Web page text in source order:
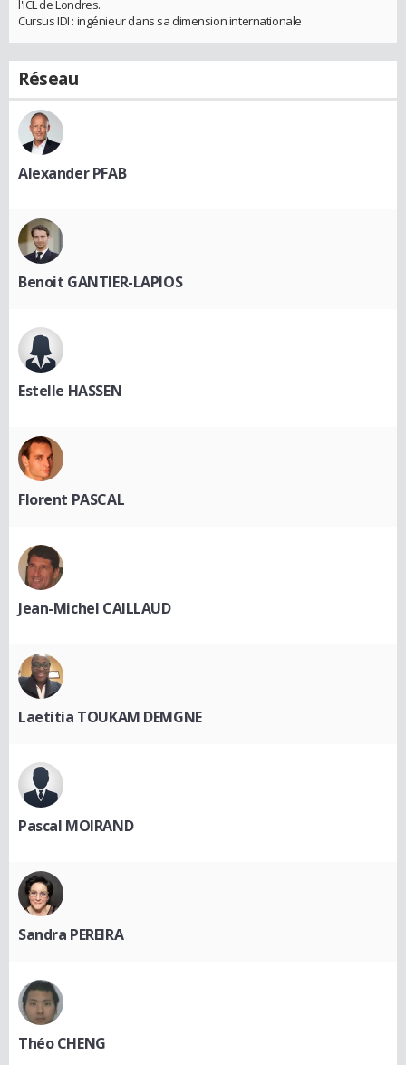
l'ICL de Londres.
Cursus IDI : ingénieur dans sa dimension internationale
Réseau
Alexander PFAB
Benoit GANTIER-LAPIOS
Estelle HASSEN
Florent PASCAL
Jean-Michel CAILLAUD
Laetitia TOUKAM DEMGNE
Pascal MOIRAND
Sandra PEREIRA
Théo CHENG